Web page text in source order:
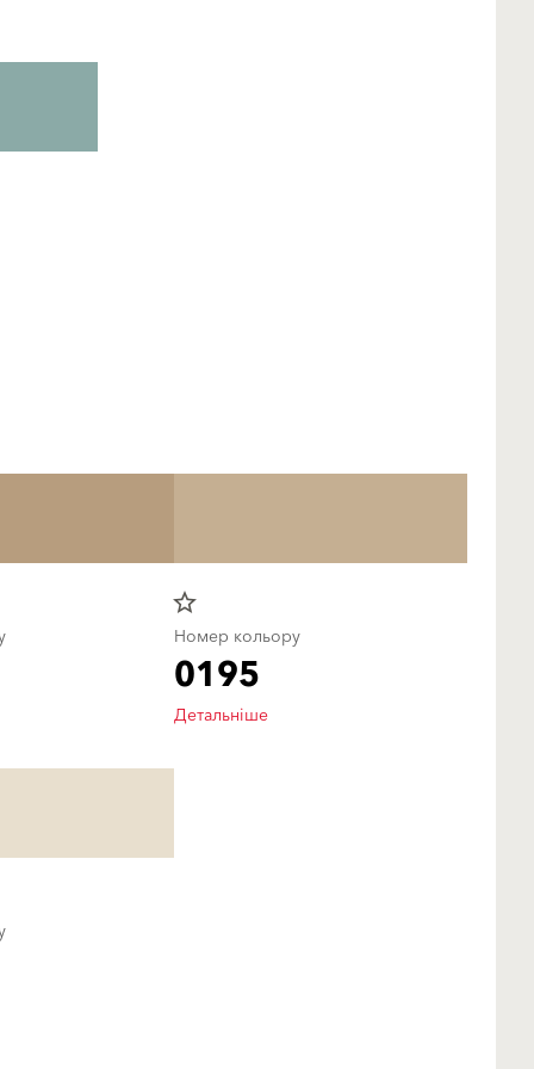
star_border
Номер кольору
0195
Детальніше